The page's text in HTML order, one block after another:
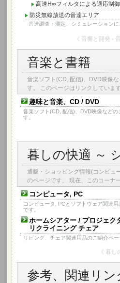
高速H∞フィルタによる適応制御
防災無線放送の音達エリア
音達調査・測定、シミュレーション
《 音響と開発 -
音楽と書籍
音楽ソフト(CD, 配信)、DVD映像
す。 このページはリンクしていま
趣味と音楽、CD / DVD
音楽ソフト(CD, 配信)、DVD映像などの
す。
暮しの快適 ～
通販・ショッピング情報(コンピュ
のページです。 現在、このコーナ
コンピュータ, PC
コンピュータ, PCとソフトウェア関連
です。
ホームシアター / プロジェク
リクライニング チェア
リビング、チェア関連用品のご紹介ペー
《 暮
参考、関連リン